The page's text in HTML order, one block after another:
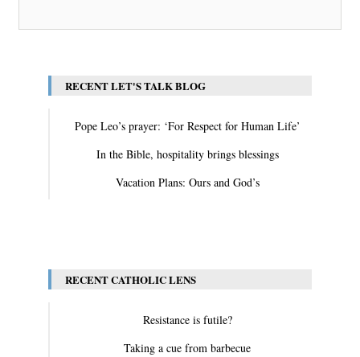
RECENT LET'S TALK BLOG
Pope Leo’s prayer: ‘For Respect for Human Life’
In the Bible, hospitality brings blessings
Vacation Plans: Ours and God’s
RECENT CATHOLIC LENS
Resistance is futile?
Taking a cue from barbecue